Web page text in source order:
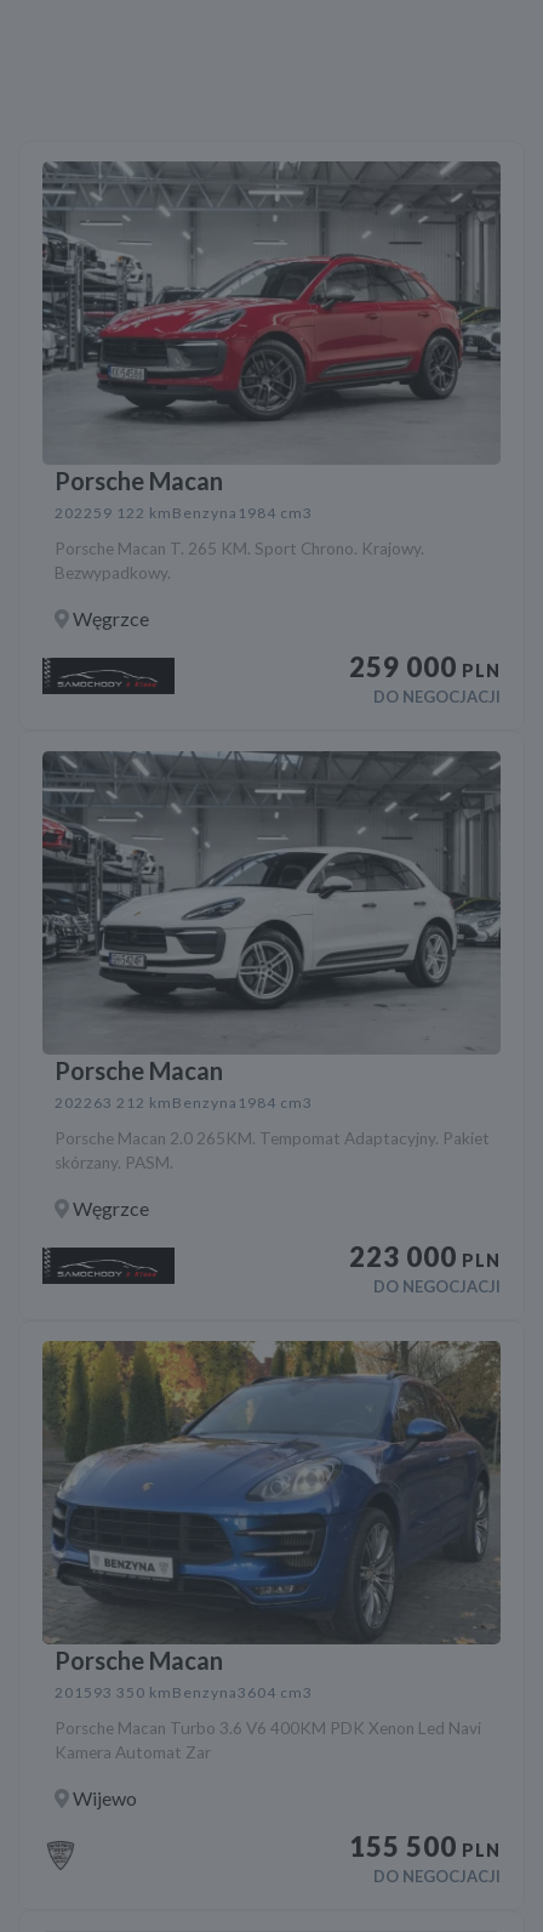
Porsche Macan
2022 59 122 km Benzyna 1984 cm3
Porsche Macan T. 265 KM. Sport Chrono. Krajowy.
Bezwypadkowy.
Węgrzce
259 000 PLN
DO NEGOCJACJI
Porsche Macan
2022 63 212 km Benzyna 1984 cm3
Porsche Macan 2.0 265KM. Tempomat Adaptacyjny. Pakiet
skórzany. PASM.
Węgrzce
223 000 PLN
DO NEGOCJACJI
Porsche Macan
2015 93 350 km Benzyna3604 cm3
Porsche Macan Turbo 3.6 V6 400KM PDK Xenon Led Navi
Kamera Automat Zar
Wijewo
155 500 PLN
DO NEGOCJACJI